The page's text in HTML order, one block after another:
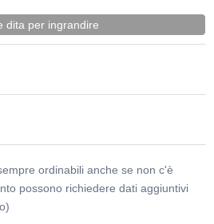
dita per ingrandire
ordinabili anche se non c'è
possono richiedere dati aggiuntivi